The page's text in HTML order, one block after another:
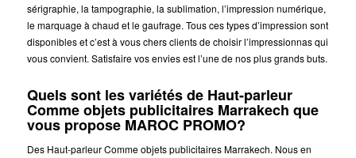
sérigraphie, la tampographie, la sublimation, l’impression numérique,
le marquage à chaud et le gaufrage. Tous ces types d’impression sont
disponibles et c’est à vous chers clients de choisir l’impressionnas qui
vous convient. Satisfaire vos envies est l’une de nos plus grands buts.
Quels sont les variétés de Haut-parleur
Comme objets publicitaires Marrakech que
vous propose MAROC PROMO?
Des Haut-parleur Comme objets publicitaires Marrakech. Nous en